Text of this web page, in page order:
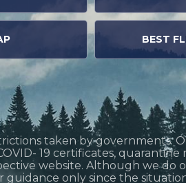
BEST
taken by governments.
19 certificates, quarantine
website. Although we do
only since the